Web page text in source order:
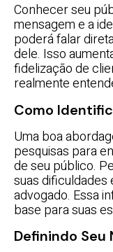
Conhecer seu
mensagem e a
poderá falar
dele. Isso
fidelização de
realmente
Como
Uma boa
pesquisas para
de seu público.
suas dificuldades
advogado. Essa
base para suas
Definindo Seu